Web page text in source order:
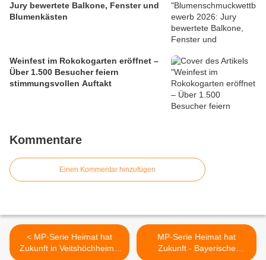
Jury bewertete Balkone, Fenster und
Blumenkästen
Weinfest im Rokokogarten eröffnet –
Über 1.500 Besucher feiern
stimmungsvollen Auftakt
Kommentare
Einen Kommentar hinzufügen
< MP-Serie Heimat hat
Zukunft in Veitshöchheim -
MP-Serie Heimat hat
Zukunft - Bayerische